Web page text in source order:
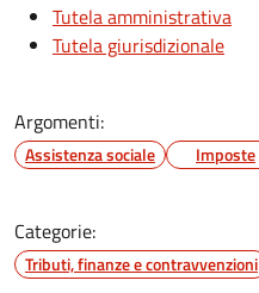
Tutela amministrativa
Tutela giurisdizionale
Argomenti:
Assistenza sociale Imposte
Categorie:
Tributi, finanze e contravvenzioni